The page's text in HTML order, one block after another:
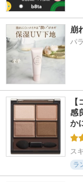
崩
パ
感
か
ス
ラ